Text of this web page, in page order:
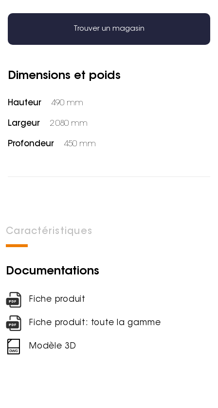
Trouver un magasin
Dimensions et poids
Hauteur 490 mm
Largeur 2 080 mm
Profondeur 450 mm
Caractéristiques
Documentations
Fiche produit
Fiche produit: toute la gamme
Modèle 3D